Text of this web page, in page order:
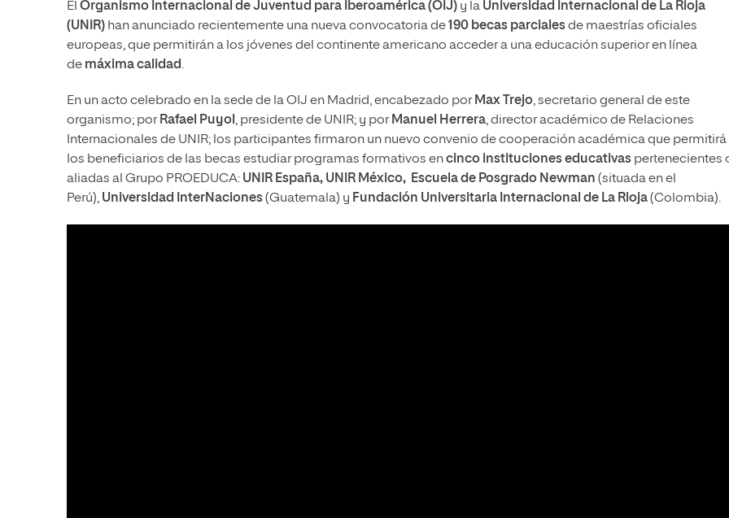
El Organismo Internacional de Juventud para Iberoamérica (OIJ) y la Universidad Internacional de La Rioja
(UNIR) han anunciado recientemente una nueva convocatoria de190 becas parcialesde maestrías oficiales
europeas, que permitirán a los jóvenes del continente americano acceder a una educación superior en línea
de máxima calidad.
En un acto celebrado en la sede de la OIJ en Madrid, encabezado porMax Trejo, secretario general de este
organismo; porRafael Puyol, presidente de UNIR; y porManuel Herrera, director académico de Relaciones
Internacionales de UNIR; los participantes firmaron un nuevo convenio de cooperación académica que permitirá
los beneficiarios de las becas estudiar programas formativos encinco instituciones educativas pertenecientes
aliadas al Grupo PROEDUCA: UNIR España, UNIR México, Escuela de Posgrado Newman (situada en el
Perú), Universidad InterNaciones(Guatemala) y Fundación Universitaria Internacional de La Rioja(Colombia).